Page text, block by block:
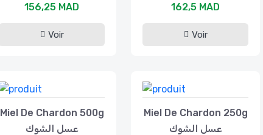
156,25 MAD
Voir
162,5 MAD
Voir
Miel De Chardon 500g
عسل الشوك
Miel De Chardon 250g
عسل الشوك